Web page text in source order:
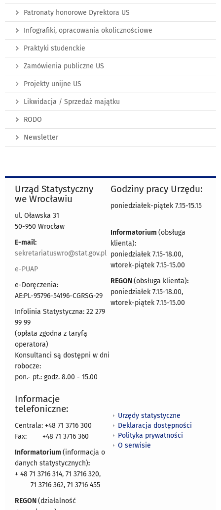
Patronaty honorowe Dyrektora US
Infografiki, opracowania okolicznościowe
Praktyki studenckie
Zamówienia publiczne US
Projekty unijne US
Likwidacja / Sprzedaż majątku
RODO
Newsletter
Urząd Statystyczny
we Wrocławiu
ul. Oławska 31
50-950 Wrocław
E-mail:
sekretariatuswro@stat.gov.pl
e-PUAP
e-Doręczenia:
AE:PL-95796-54196-CGRSG-29
Infolinia Statystyczna: 22 279
99 99
(opłata zgodna z taryfą
operatora)
Konsultanci są dostępni w dni
robocze:
pon.- pt.: godz. 8.00 - 15.00
Godziny pracy Urzędu:
poniedziałek-piątek 7.15-15.15
Informatorium (obsługa
klienta):
poniedziałek 7.15-18.00,
wtorek-piątek 7.15-15.00
REGON(obsługa klienta):
poniedziałek 7.15-18.00,
wtorek-piątek 7.15-15.00
Informacje
telefoniczne:
Centrala: +48 71 3716 300
Fax:
+48 71 3716 360
Informatorium (informacja o
danych statystycznych):
+ 48 71 3716 314, 71 3716 320,
71 3716 362, 71 3716 455
REGON(działalność
Urzędy statystyczne
Deklaracja dostępności
Polityka prywatności
O serwisie